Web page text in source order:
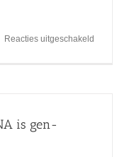
Reacties uitgeschakeld
is gen-